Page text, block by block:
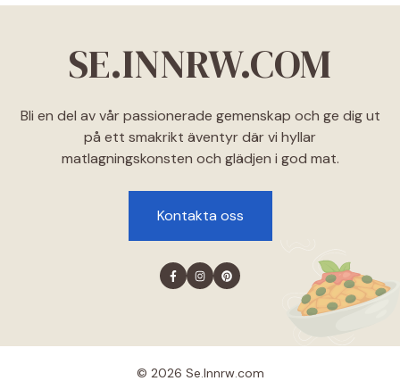
SE.INNRW.COM
Bli en del av vår passionerade gemenskap och ge dig ut
på ett smakrikt äventyr där vi hyllar
matlagningskonsten och glädjen i god mat.
Kontakta oss
© 2026 Se.lnnrw.com